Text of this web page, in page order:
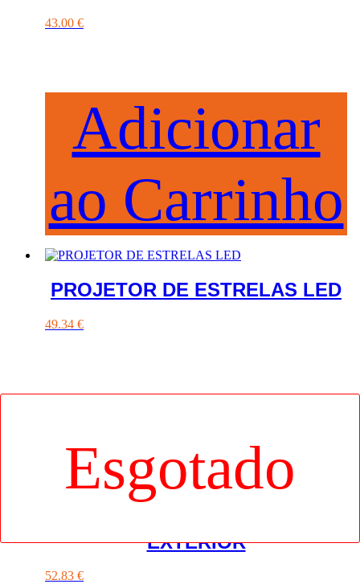
43.00 €
Adicionar
ao Carrinho
PROJETOR DE ESTRELAS LED
49.34 €
EXTERIOR
52.83 €